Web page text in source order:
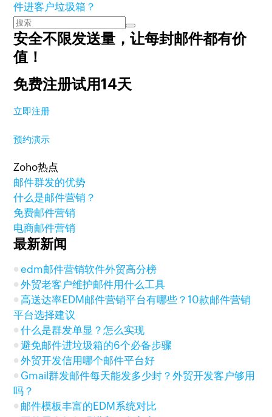
件进客户垃圾箱？
安全不限发送量，让每封邮件都有价
值！
免费注册试用14天
立即注册
预约演示
Zoho热点
邮件群发的优势
什么是邮件营销？
免费邮件营销
电商邮件营销
最新新闻
edm邮件营销软件外贸高分榜
外贸老客户维护邮件用什么工具
高送达率EDM邮件营销平台有哪些？10款邮件营销
平台选择建议
什么是群发单显？怎么实现
避免邮件进垃圾箱的6个必备步骤
外贸开发信用哪个邮件平台好
Gmail群发邮件每天能发多少封？外贸开发客户够用
吗？
邮件模板丰富的EDM系统对比